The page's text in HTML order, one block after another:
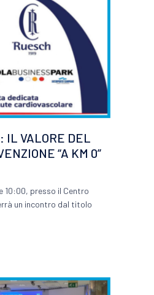
IL VALORE DEL
“A KM 0”
10:00, presso il Centro
un incontro dal titolo